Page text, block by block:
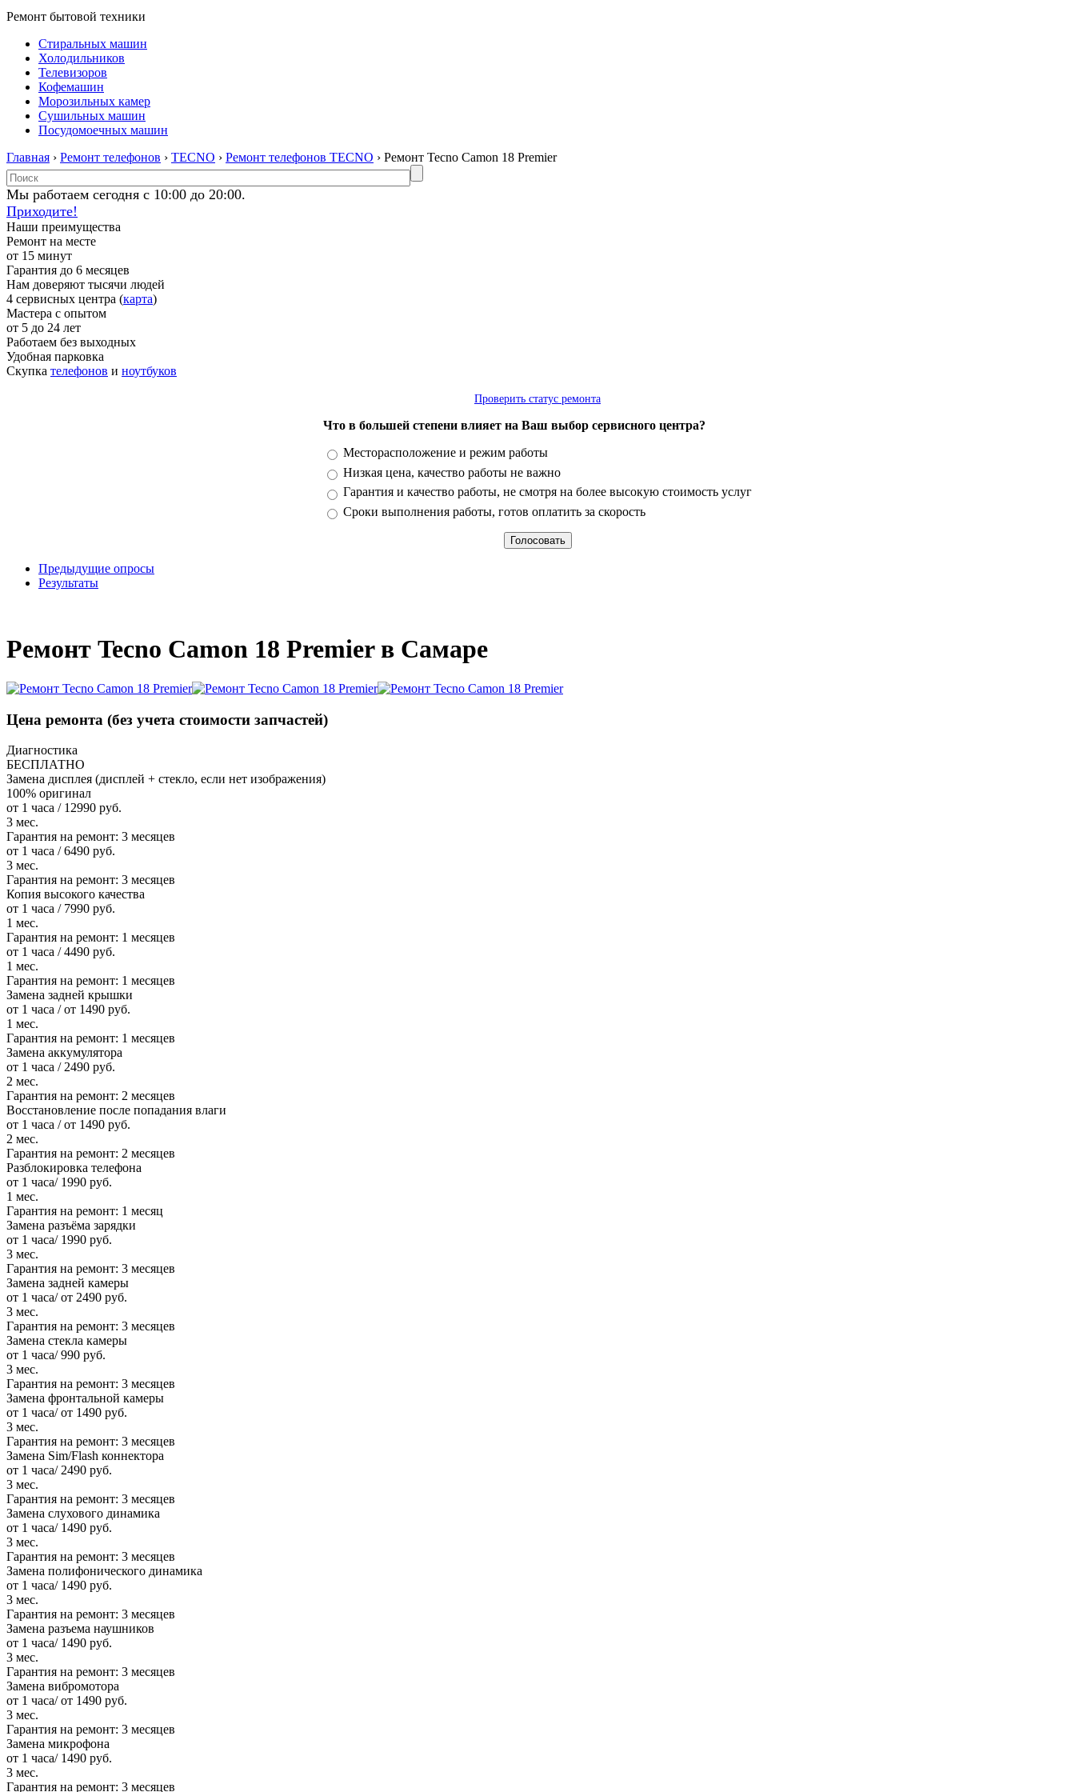
Ремонт бытовой техники
Стиральных машин
Холодильников
Телевизоров
Кофемашин
Морозильных камер
Сушильных машин
Посудомоечных машин
Главная › Ремонт телефонов › TECNO › Ремонт телефонов TECNO › Ремонт Tecno Camon 18 Premier
Мы работаем сегодня с 10:00 до 20:00.
Приходите!
Наши преимущества
Ремонт на месте
от 15 минут
Гарантия до 6 месяцев
Нам доверяют тысячи людей
4 сервисных центра (карта)
Мастера с опытом
от 5 до 24 лет
Работаем без выходных
Удобная парковка
Скупка телефонов и ноутбуков
Проверить статус ремонта
Что в большей степени влияет на Ваш выбор сервисного центра?
Варианты
Месторасположение и режим работы
Низкая цена, качество работы не важно
Гарантия и качество работы, не смотря на более высокую стоимость услуг
Сроки выполнения работы, готов оплатить за скорость
Предыдущие опросы
Результаты
Ремонт Tecno Camon 18 Premier в Самаре
Цена ремонта (без учета стоимости запчастей)
Диагностика
БЕСПЛАТНО
Замена дисплея (дисплей + стекло, если нет изображения)
100% оригинал
от 1 часа / 12990 руб.
3 мес.
Гарантия на ремонт: 3 месяцев
от 1 часа / 6490 руб.
3 мес.
Гарантия на ремонт: 3 месяцев
Копия высокого качества
от 1 часа / 7990 руб.
1 мес.
Гарантия на ремонт: 1 месяцев
от 1 часа / 4490 руб.
1 мес.
Гарантия на ремонт: 1 месяцев
Замена задней крышки
от 1 часа / от 1490 руб.
1 мес.
Гарантия на ремонт: 1 месяцев
Замена аккумулятора
от 1 часа / 2490 руб.
2 мес.
Гарантия на ремонт: 2 месяцев
Восстановление после попадания влаги
от 1 часа / от 1490 руб.
2 мес.
Гарантия на ремонт: 2 месяцев
Разблокировка телефона
от 1 часа/ 1990 руб.
1 мес.
Гарантия на ремонт: 1 месяц
Замена разъёма зарядки
от 1 часа/ 1990 руб.
3 мес.
Гарантия на ремонт: 3 месяцев
Замена задней камеры
от 1 часа/ от 2490 руб.
3 мес.
Гарантия на ремонт: 3 месяцев
Замена стекла камеры
от 1 часа/ 990 руб.
3 мес.
Гарантия на ремонт: 3 месяцев
Замена фронтальной камеры
от 1 часа/ от 1490 руб.
3 мес.
Гарантия на ремонт: 3 месяцев
Замена Sim/Flash коннектора
от 1 часа/ 2490 руб.
3 мес.
Гарантия на ремонт: 3 месяцев
Замена слухового динамика
от 1 часа/ 1490 руб.
3 мес.
Гарантия на ремонт: 3 месяцев
Замена полифонического динамика
от 1 часа/ 1490 руб.
3 мес.
Гарантия на ремонт: 3 месяцев
Замена разъема наушников
от 1 часа/ 1490 руб.
3 мес.
Гарантия на ремонт: 3 месяцев
Замена вибромотора
от 1 часа/ от 1490 руб.
3 мес.
Гарантия на ремонт: 3 месяцев
Замена микрофона
от 1 часа/ 1490 руб.
3 мес.
Гарантия на ремонт: 3 месяцев